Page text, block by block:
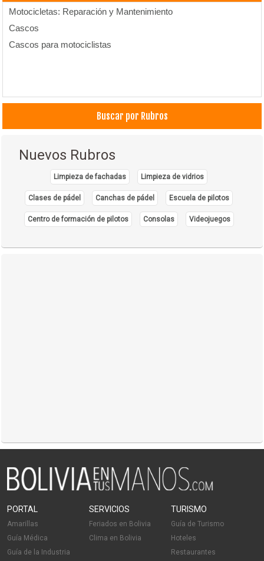
Motocicletas: Reparación y Mantenimiento
Cascos
Cascos para motociclistas
Buscar por Rubros
Nuevos Rubros
Limpieza de fachadas Limpieza de vidrios
Clases de pádel Canchas de pádel Escuela de pilotos
Centro de formación de pilotos Consolas Videojuegos
PORTAL
Amarillas
Guía Médica
Guía de la Industria
SERVICIOS
Feriados en Bolivia
Clima en Bolivia
TURISMO
Guía de Turismo
Hoteles
Restaurantes